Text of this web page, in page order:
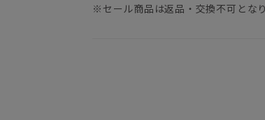
※セール商品は返品・交換不可となり